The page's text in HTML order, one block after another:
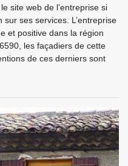
site web de l’entreprise si
sur ses services. L’entreprise
et positive dans la région
les façadiers de cette
de ces derniers sont